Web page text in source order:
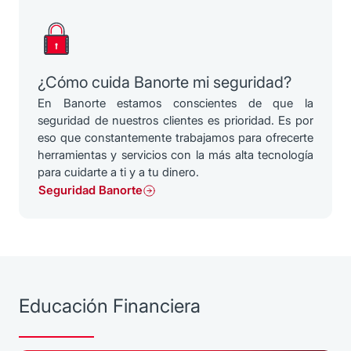
¿Cómo cuida Banorte mi seguridad?
En Banorte estamos conscientes de que la
seguridad de nuestros clientes es prioridad. Es por
eso que constantemente trabajamos para ofrecerte
herramientas y servicios con la más alta tecnología
para cuidarte a ti y a tu dinero.
Seguridad Banorte
Educación Financiera